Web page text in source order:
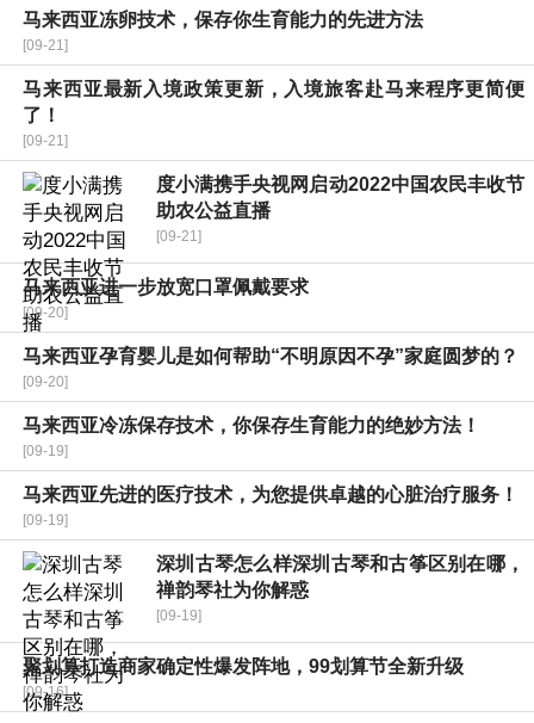
马来西亚冻卵技术，保存你生育能力的先进方法
[09-21]
马来西亚最新入境政策更新，入境旅客赴马来程序更简便
了！
[09-21]
度小满携手央视网启动2022中国农民丰收节
助农公益直播
[09-21]
马来西亚进一步放宽口罩佩戴要求
[09-20]
马来西亚孕育婴儿是如何帮助“不明原因不孕”家庭圆梦的？
[09-20]
马来西亚冷冻保存技术，你保存生育能力的绝妙方法！
[09-19]
马来西亚先进的医疗技术，为您提供卓越的心脏治疗服务！
[09-19]
深圳古琴怎么样深圳古琴和古筝区别在哪，
禅韵琴社为你解惑
[09-19]
聚划算打造商家确定性爆发阵地，99划算节全新升级
[09-16]